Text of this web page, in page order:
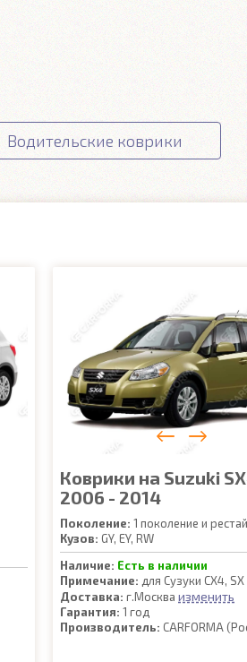
Водительские коврики
Коврики на Suzuki
2006 - 2014
Поколение: 1 поколение и
Кузов: GY, EY, RW
Наличие: Есть в наличии
Примечание: для Сузуки СХ4, SX
Доставка: г.Москва изменить
Гарантия: 1 год
Производитель: CARFORMA